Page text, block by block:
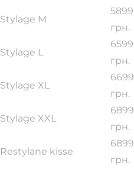
Stylage M
5899
грн.
Stylage L
6599
грн.
Stylage XL
6699
грн.
Stylage XXL
6899
грн.
Restylane kisse
6899
грн.